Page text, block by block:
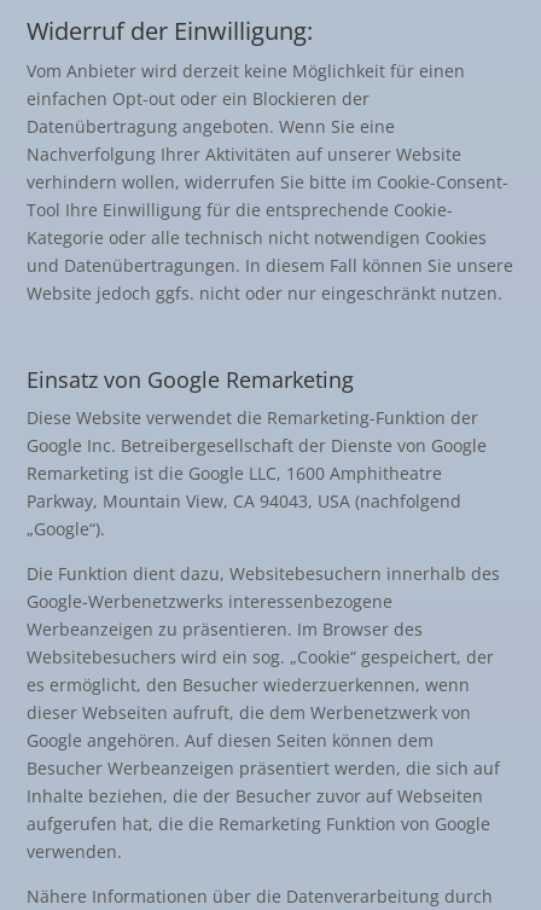
Widerruf der Einwilligung:
Vom Anbieter wird derzeit keine Möglichkeit für einen
einfachen Opt-out oder ein Blockieren der
Datenübertragung angeboten. Wenn Sie eine
Nachverfolgung Ihrer Aktivitäten auf unserer Website
verhindern wollen, widerrufen Sie bitte im Cookie-Consent-
Tool Ihre Einwilligung für die entsprechende Cookie-
Kategorie oder alle technisch nicht notwendigen Cookies
und Datenübertragungen. In diesem Fall können Sie unsere
Website jedoch ggfs. nicht oder nur eingeschränkt nutzen.
Einsatz von Google Remarketing
Diese Website verwendet die Remarketing-Funktion der
Google Inc. Betreibergesellschaft der Dienste von Google
Remarketing ist die Google LLC, 1600 Amphitheatre
Parkway, Mountain View, CA 94043, USA (nachfolgend
„Google“).
Die Funktion dient dazu, Websitebesuchern innerhalb des
Google-Werbenetzwerks interessenbezogene
Werbeanzeigen zu präsentieren. Im Browser des
Websitebesuchers wird ein sog. „Cookie“ gespeichert, der
es ermöglicht, den Besucher wiederzuerkennen, wenn
dieser Webseiten aufruft, die dem Werbenetzwerk von
Google angehören. Auf diesen Seiten können dem
Besucher Werbeanzeigen präsentiert werden, die sich auf
Inhalte beziehen, die der Besucher zuvor auf Webseiten
aufgerufen hat, die die Remarketing Funktion von Google
verwenden.
Nähere Informationen über die Datenverarbeitung durch